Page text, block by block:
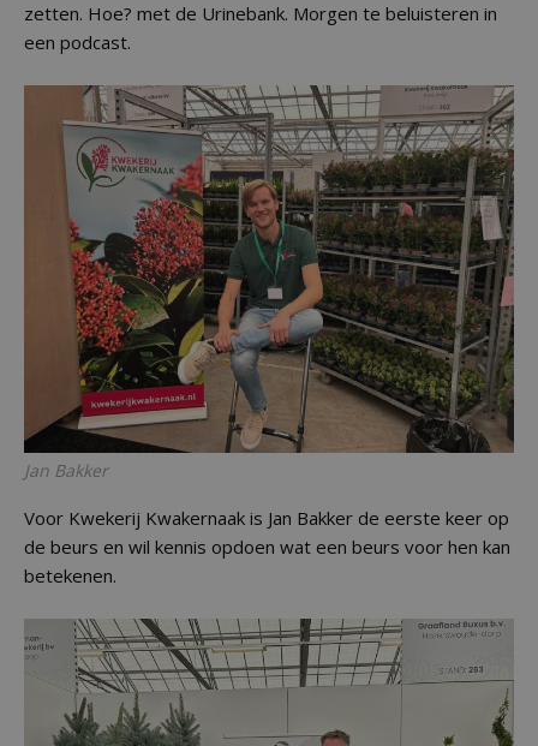
zetten. Hoe? met de Urinebank. Morgen te beluisteren in
een podcast.
Jan Bakker
Voor Kwekerij Kwakernaak is Jan Bakker de eerste keer op
de beurs en wil kennis opdoen wat een beurs voor hen kan
betekenen.